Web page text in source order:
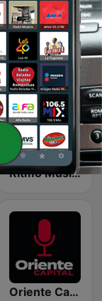
Ritmo Musical
Oriente Capital Radio